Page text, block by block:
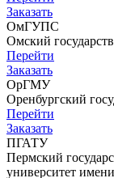
Заказать
ОмГУПС
Омский
Перейти
Заказать
ОрГМУ
Оренбургский
Перейти
Заказать
ПГАТУ
Пермский
университет